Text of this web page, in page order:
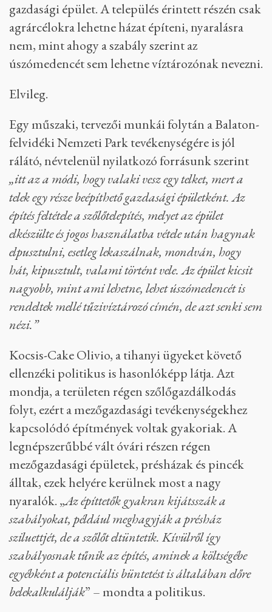
gazdasági épület. A település érintett részén csak
agrárcélokra lehetne házat építeni, nyaralásra
nem, mint ahogy a szabály szerint az
úszómedencét sem lehetne víztározónak nevezni.
Elvileg.
Egy műszaki, tervezői munkái folytán a Balaton-
felvidéki Nemzeti Park tevékenységére is jól
rálátó, névtelenül nyilatkozó forrásunk szerint
„itt az a módi, hogy valaki vesz egy telket, mert a
telek egy része beépíthető gazdasági épületként. Az
építés feltétele a szőlőtelepítés, melyet az épület
elkészülte és jogos használatba vétele után hagynak
elpusztulni, esetleg lekaszálnak, mondván, hogy
hát, kipusztult, valami történt vele. Az épület kicsit
nagyobb, mint ami lehetne, lehet úszómedencét is
rendeltek mellé tűzivíztározó címén, de azt senki sem
nézi.”
Kocsis-Cake Olivio, a tihanyi ügyeket követő
ellenzéki politikus is hasonlóképp látja. Azt
mondja, a területen régen szőlőgazdálkodás
folyt, ezért a mezőgazdasági tevékenységekhez
kapcsolódó építmények voltak gyakoriak. A
legnépszerűbbé vált óvári részen régen
mezőgazdasági épületek, présházak és pincék
álltak, ezek helyére kerülnek most a nagy
nyaralók. „Az építtetők gyakran kijátsszák a
szabályokat, például meghagyják a présház
sziluettjét, de a szőlőt eltüntetik. Kívülről így
szabályosnak tűnik az építés, aminek a költségébe
egyébként a potenciális büntetést is általában előre
belekalkulálják” – mondta a politikus.